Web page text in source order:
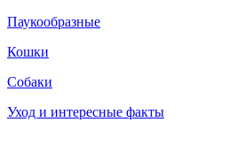
Паукообразные
Кошки
Собаки
Уход и интересные факты